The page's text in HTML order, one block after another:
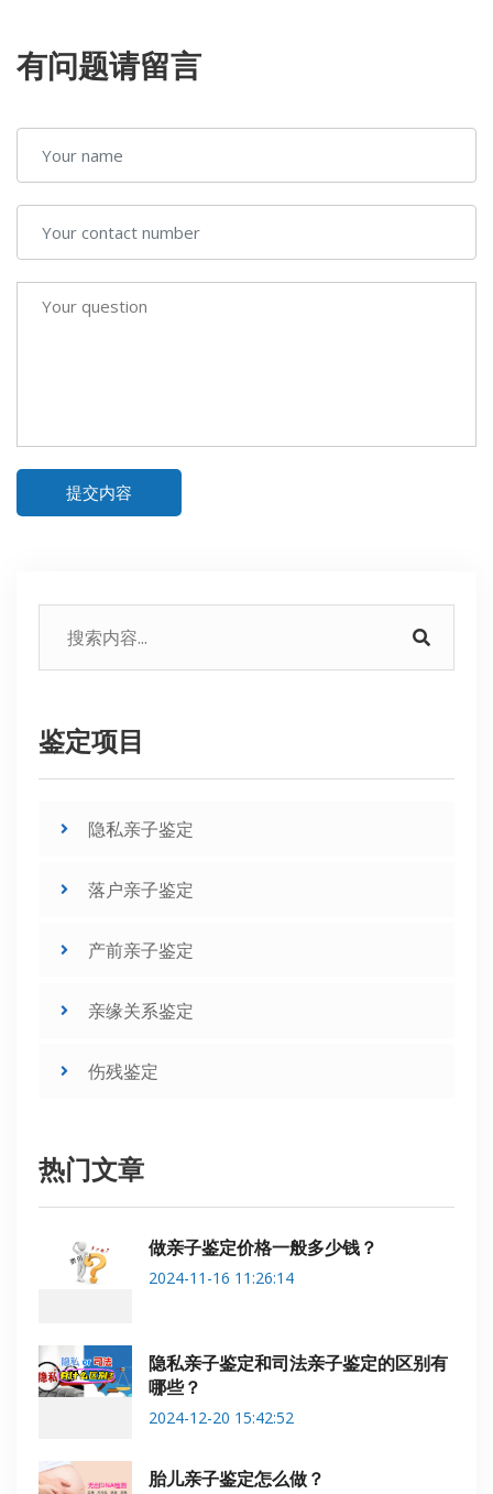
有问题请留言
提交内容
鉴定项目
隐私亲子鉴定
落户亲子鉴定
产前亲子鉴定
亲缘关系鉴定
伤残鉴定
热门文章
做亲子鉴定价格一般多少钱？
2024-11-16 11:26:14
隐私亲子鉴定和司法亲子鉴定的区别有
哪些？
2024-12-20 15:42:52
胎儿亲子鉴定怎么做？